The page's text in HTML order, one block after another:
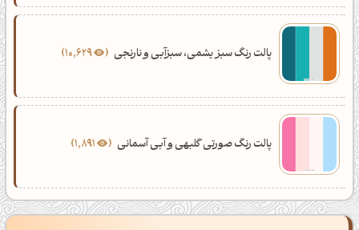
پالت رنگ سبز یشمی، سبزآبی و نارنجی 10,629
پالت رنگ صورتی گلبهی و آبی آسمانی